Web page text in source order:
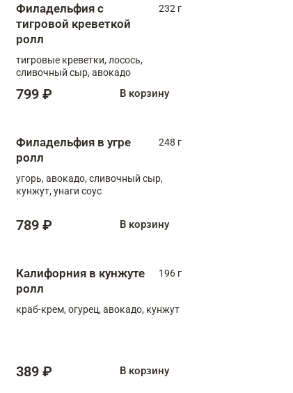
Филадельфия с
тигровой креветкой
ролл
232 г
тигровые креветки, лосось,
сливочный сыр, авокадо
799 ₽ В корзину
Филадельфия в угре
ролл
248 г
угорь, авокадо, сливочный сыр,
кунжут, унаги соус
789 ₽ В корзину
Калифорния в кунжуте
ролл
196 г
краб-крем, огурец, авокадо, кунжут
389 ₽ В корзину